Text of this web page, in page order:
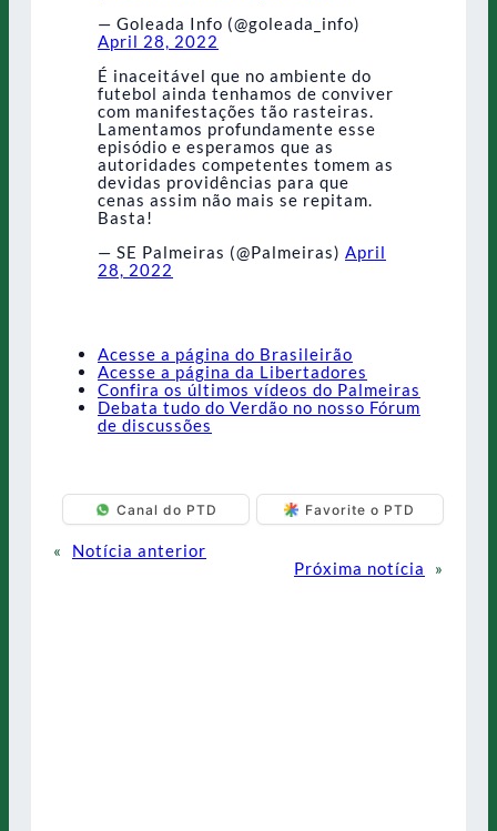
— Goleada Info (@goleada_info)
April 28, 2022
É inaceitável que no ambiente do
futebol ainda tenhamos de conviver
com manifestações tão rasteiras.
Lamentamos profundamente esse
episódio e esperamos que as
autoridades competentes tomem as
devidas providências para que
cenas assim não mais se repitam.
Basta!
— SE Palmeiras (@Palmeiras) April
28, 2022
Acesse a página do Brasileirão
Acesse a página da Libertadores
Confira os últimos vídeos do Palmeiras
Debata tudo do Verdão no nosso Fórum
de discussões
Canal do PTD Favorite o PTD
«
Notícia anterior
Próxima notícia
»